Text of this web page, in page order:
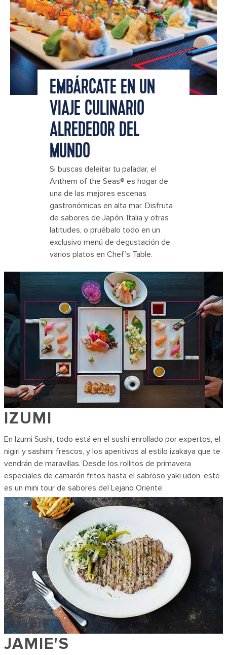
EMBÁRCATE EN UN
VIAJE CULINARIO
ALREDEDOR DEL
MUNDO
Si buscas deleitar tu paladar, el
Anthem of the Seas® es hogar de
una de las mejores escenas
gastronómicas en alta mar. Disfruta
de sabores de Japón, Italia y otras
latitudes, o pruébalo todo en un
exclusivo menú de degustación de
varios platos en Chef’s Table.
IZUMI
En Izumi Sushi, todo está en el sushi enrollado por expertos, el
nigiri y sashimi frescos, y los aperitivos al estilo izakaya que te
vendrán de maravillas. Desde los rollitos de primavera
especiales de camarón fritos hasta el sabroso yaki udon, este
es un mini tour de sabores del Lejano Oriente.
JAMIE'S